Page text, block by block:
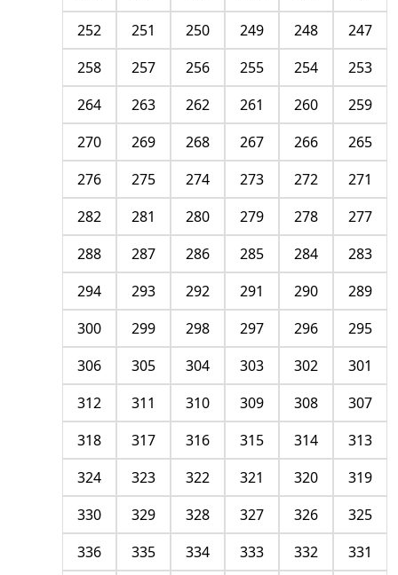
247
248
249
250
251
252
253
254
255
256
257
258
259
260
261
262
263
264
265
266
267
268
269
270
271
272
273
274
275
276
277
278
279
280
281
282
283
284
285
286
287
288
289
290
291
292
293
294
295
296
297
298
299
300
301
302
303
304
305
306
307
308
309
310
311
312
313
314
315
316
317
318
319
320
321
322
323
324
325
326
327
328
329
330
331
332
333
334
335
336